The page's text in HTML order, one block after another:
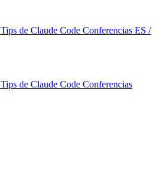
Tips de Claude Code Conferencias ES /
Tips de Claude Code Conferencias